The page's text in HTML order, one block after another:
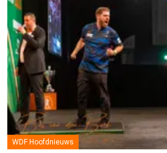
WDF Hoofdnieuws